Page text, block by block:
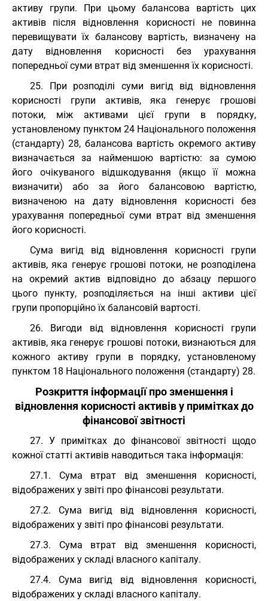
активу групи. При цьому балансова вартість цих
активів після відновлення корисності не повинна
перевищувати їх балансову вартість, визначену на
дату відновлення корисності без урахування
попередньої суми втрат від зменшення їх корисності.
25. При розподілі суми вигід від відновлення
корисності групи активів, яка генерує грошові
потоки, між активами цієї групи в порядку,
установленому пунктом 24 Національного положення
(стандарту) 28, балансова вартість окремого активу
визначається за найменшою вартістю: за сумою
його очікуваного відшкодування (якщо її можна
визначити) або за його балансовою вартістю,
визначеною на дату відновлення корисності без
урахування попередньої суми втрат від зменшення
його корисності.
Сума вигід від відновлення корисності групи
активів, яка генерує грошові потоки, не розподілена
на окремий актив відповідно до абзацу першого
цього пункту, розподіляється на інші активи цієї
групи пропорційно їх балансовій вартості.
26. Вигоди від відновлення корисності групи
активів, яка генерує грошові потоки, визнаються для
кожного активу групи в порядку, установленому
пунктом 18 Національного положення (стандарту) 28.
Розкриття інформації про зменшення і
відновлення корисності активів у примітках до
фінансової звітності
27. У примітках до фінансової звітності щодо
кожної статті активів наводиться така інформація:
27.1. Сума втрат від зменшення корисності,
відображених у звіті про фінансові результати.
27.2. Сума вигід від відновлення корисності,
відображених у звіті про фінансові результати.
27.3. Сума втрат від зменшення корисності,
відображених у складі власного капіталу.
27.4. Сума вигід від відновлення корисності,
відображених у складі власного капіталу.